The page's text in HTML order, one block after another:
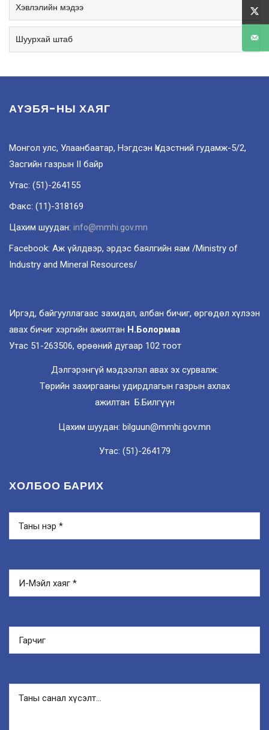
Хэвлэлийн мэдээ
Шуурхай штаб
АҮЭБЯ-НЫ ХАЯГ
Монгол улс, Улаанбаатар, Нэгдсэн Үндэстний гудамж-5/2,
Засгийн газрын II байр
Утас: (51)-264155
Факс: (11)-318169
Цахим шуудан: info@mmhi.gov.mn
Facebook: Аж үйлдвэр, эрдэс баялгийн яам /Ministry of
Industry and Mineral Resources/
Иргэд, байгууллагаас захидал, албан бичиг, өргөдөл хүлээн
авах бичиг хэргийн ажилтан Н.Болормаа
Утас 51-263506, өрөөний дугаар 102 тоот
Дэлгэрэнгүй мэдээлэл авах эх сурвалж:
Төрийн захиргааны удирдлагын газрын ахлах
ажилтан Б.Билгүүн
Цахим шуудан: bilguun@mmhi.gov.mn
Утас: (51)-264179
ХОЛБОО БАРИХ